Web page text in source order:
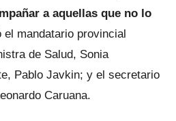
a aquellas que no lo
el mandatario provincial
de Salud, Sonia
Pablo Javkin; y el secretario
Caruana.